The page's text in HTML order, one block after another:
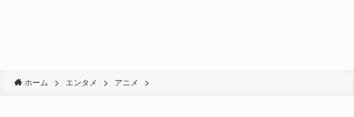
ホーム エンタメ アニメ